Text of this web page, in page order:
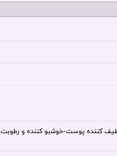
کننده پوست-خوشبو کننده و رطوبت